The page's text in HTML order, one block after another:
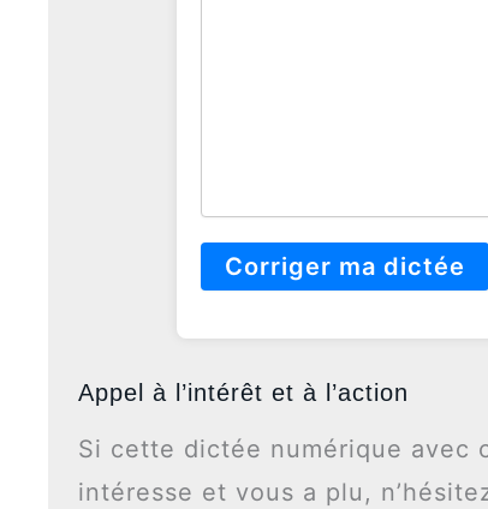
Corriger ma dictée
Appel à l’intérêt et à l’action
Si cette dictée numérique avec
intéresse et vous a plu,